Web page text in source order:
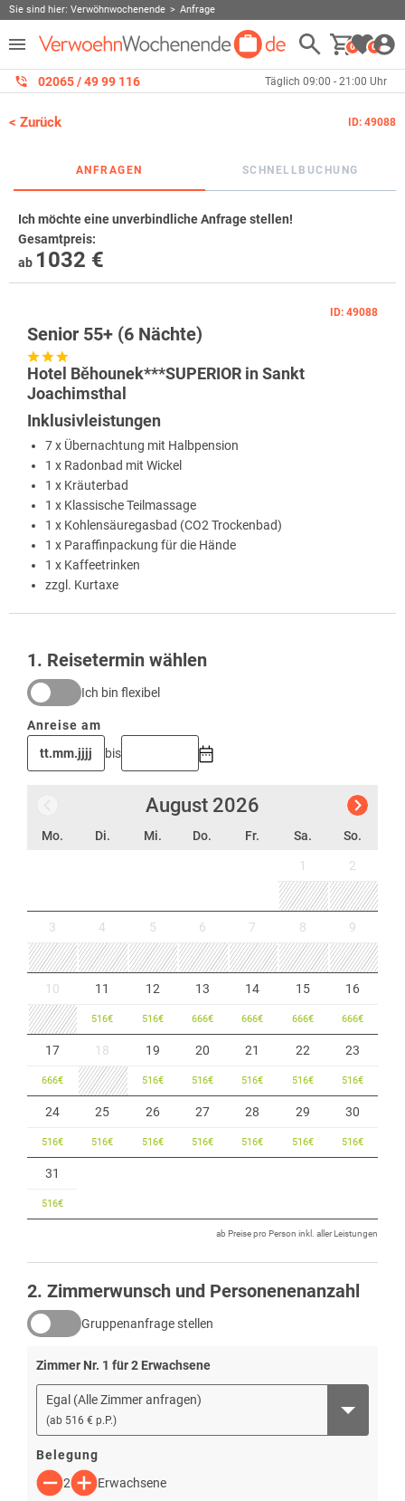
Sie sind hier: Verwöhnwochenende Anfrage
0 0
02065 / 49 ‌99 116 Täglich 09:00 - 21:00 Uhr
< Zurück ID: 49088
ANFRAGEN SCHNELLBUCHUNG
Ich möchte eine unverbindliche Anfrage stellen!
Gesamtpreis:
ab 1032 €
ID: 49088
Senior 55+ (6 Nächte)
Hotel Běhounek***SUPERIOR in Sankt
Joachimsthal
Inklusivleistungen
7 x Übernachtung mit Halbpension
1 x Radonbad mit Wickel
1 x Kräuterbad
1 x Klassische Teilmassage
1 x Kohlensäuregasbad (CO2 Trockenbad)
1 x Paraffinpackung für die Hände
1 x Kaffeetrinken
zzgl. Kurtaxe
1. Reisetermin wählen
Ich bin flexibel
Anreise am
bis
August 2026
Mo. Di. Mi. Do. Fr. Sa. So.
1 2
3 4 5 6 7 8 9
10 11
516€
12
516€
13
666€
14
666€
15
666€
16
666€
17
666€
18 19
516€
20
516€
21
516€
22
516€
23
516€
24
516€
25
516€
26
516€
27
516€
28
516€
29
516€
30
516€
31
516€
ab Preise pro Person inkl. aller Leistungen
2. Zimmerwunsch und Personenenanzahl
Gruppenanfrage stellen
Zimmer Nr. 1 für2 Erwachsene
Egal (Alle Zimmer anfragen)
(ab 516 € p.P.)
Belegung
2
Erwachsene